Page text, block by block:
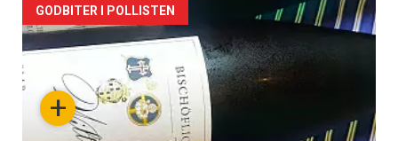
Forsiden
akkurat
nå+
GODBITER I POLLISTEN